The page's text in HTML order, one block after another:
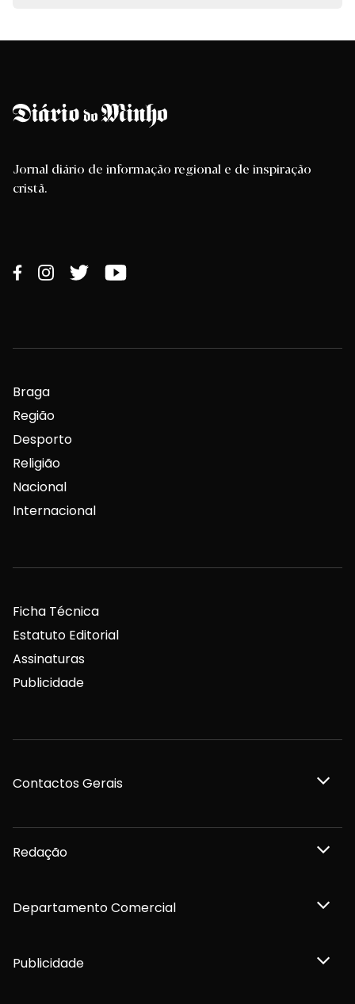
Jornal diário de informação regional e de inspiração
cristã.
Braga
Região
Desporto
Religião
Nacional
Internacional
Ficha Técnica
Estatuto Editorial
Assinaturas
Publicidade
Contactos Gerais
Redação
Departamento Comercial
Publicidade